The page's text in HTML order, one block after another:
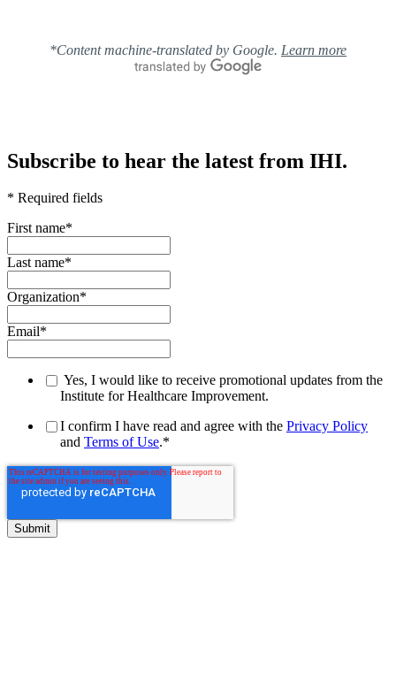
*Content machine-translated by Google. Learn more
Subscribe to hear the latest from IHI.
* Required fields
First name*
Last name*
Organization*
Email*
Yes, I would like to receive promotional updates from the
Institute for Healthcare Improvement.
I confirm I have read and agree with the Privacy Policy
and Terms of Use.*